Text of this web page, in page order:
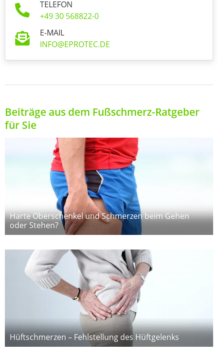
TELEFON
+49 30 568822-0
E-MAIL
INFO@EPROTEC.DE
Beiträge aus dem Fußschmerz-Ratgeber
für Sie
Harte Oberschenkel und Schmerzen beim Gehen
oder Stehen?
Hüftschmerzen – Fehlstellung des Hüftgelenks